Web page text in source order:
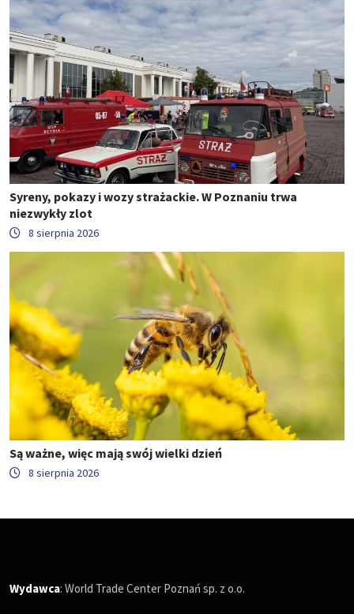
Syreny, pokazy i wozy strażackie. W Poznaniu trwa
niezwykły zlot
8 sierpnia 2026
Są ważne, więc mają swój wielki dzień
8 sierpnia 2026
Wydawca: World Trade Center Poznań sp. z o.o.